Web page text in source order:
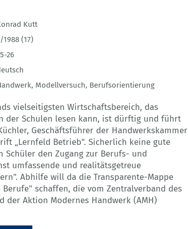
Kutt
1988 (17)
26
, Modellversuch, Berufsorientierung
vielseitigsten Wirtschaftsbereich, das
der Schulen lesen kann, ist dürftig und führt
Geschäftsführer der Handwerkskammer
„Lernfeld Betrieb". Sicherlich keine gute
Schüler den Zugang zur Berufs- und
umfassende und realitätsgetreue
Abhilfe will da die Transparente-Mappe
Berufe" schaffen, die vom Zentralverband des
der Aktion Modernes Handwerk (AMH)